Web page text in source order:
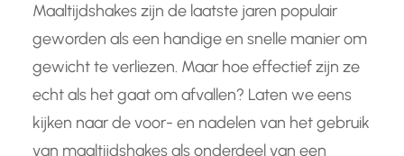
Maaltijdshakes zijn de laatste jaren populair
geworden als een handige en snelle manier om
gewicht te verliezen. Maar hoe effectief zijn ze
echt als het gaat om afvallen? Laten we eens
kijken naar de voor- en nadelen van het gebruik
van maaltijdshakes als onderdeel van een